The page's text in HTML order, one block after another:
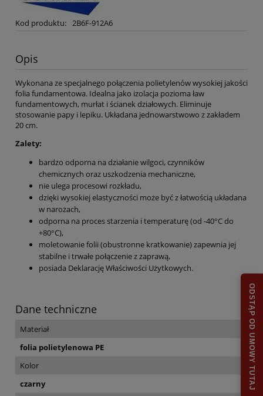
Kod produktu: 2B6F-912A6
Opis
Wykonana ze specjalnego połączenia polietylenów wysokiej jakości
folia fundamentowa. Idealna jako izolacja pozioma ław
fundamentowych, murłat i ścianek działowych. Eliminuje
stosowanie papy i lepiku. Układana jednowarstwowo z zakładem
20 cm.
Zalety:
bardzo odporna na działanie wilgoci, czynników
chemicznych oraz uszkodzenia mechaniczne,
nie ulega procesowi rozkładu,
dzięki wysokiej elastyczności może być z łatwością układana
w narożach,
odporna na proces starzenia i temperaturę (od -40°C do
+80°C),
moletowanie folii (obustronne kratkowanie) zapewnia jej
stabilne i trwałe połączenie z zaprawą,
posiada Deklarację Właściwości Użytkowych.
Dane techniczne
Materiał
folia polietylenowa PE
Kolor
czarny
ODSTĄP OD UMOWY TUTAJ